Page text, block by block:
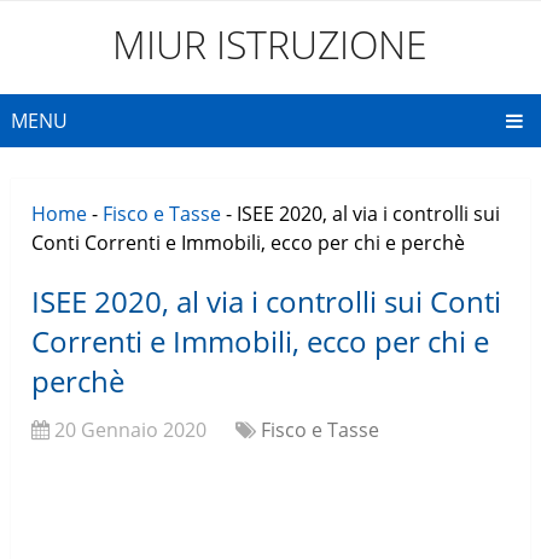
MIUR ISTRUZIONE
MENU
Home- Fisco e Tasse- ISEE 2020, al via i controlli sui
Conti Correnti e Immobili, ecco per chi e perchè
ISEE 2020, al via i controlli sui Conti
Correnti e Immobili, ecco per chi e
perchè
20 Gennaio 2020 Fisco e Tasse